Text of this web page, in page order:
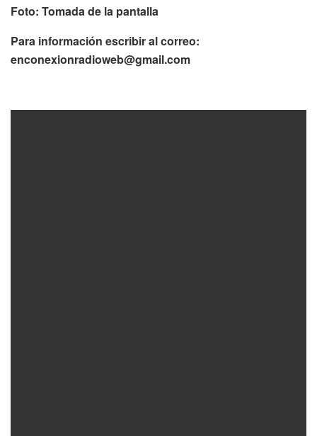
Foto: Tomada de la pantalla
Para información escribir al correo:
enconexionradioweb@gmail.com